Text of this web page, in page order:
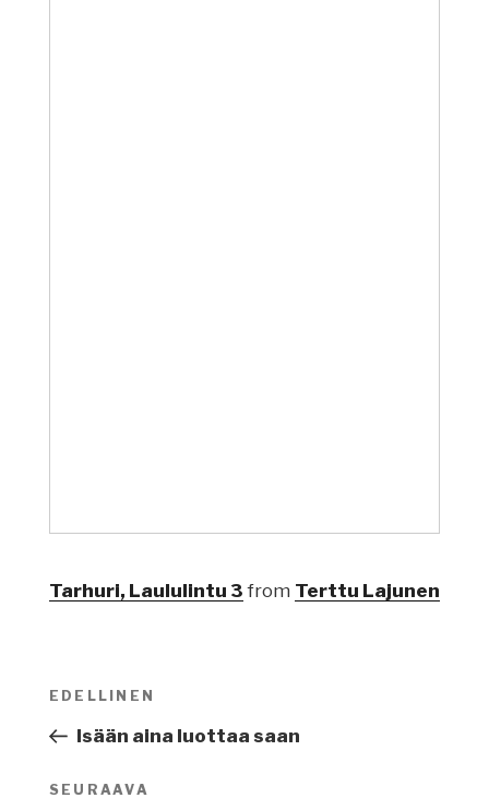
Tarhuri, Laululintu 3 from Terttu Lajunen
Artikkelien
Edellinen
artikkeli
EDELLINEN
Isään aina luottaa saan
Seuraava
SEURAAVA